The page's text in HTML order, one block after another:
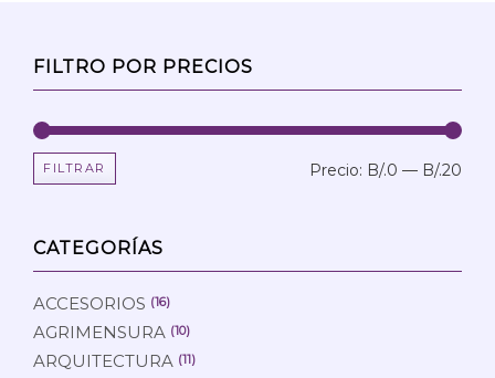
FILTRO POR PRECIOS
FILTRAR Precio: B/.0 — B/.20
CATEGORÍAS
ACCESORIOS (16)
AGRIMENSURA (10)
ARQUITECTURA (11)